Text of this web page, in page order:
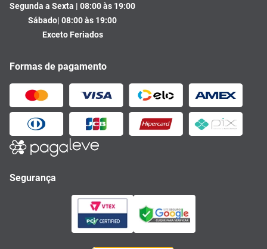
Segunda a Sexta | 08:00 às 19:00
Sábado| 08:00 às 19:00
Exceto Feriados
Formas de pagamento
Segurança